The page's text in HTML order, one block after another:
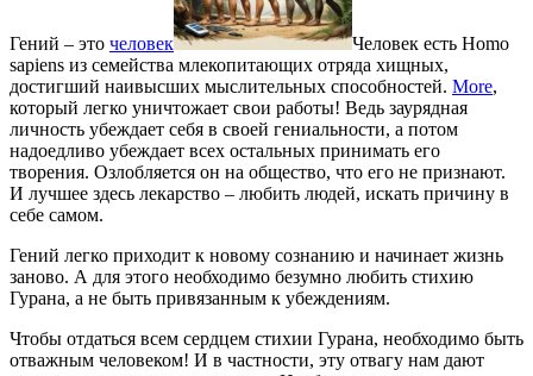
Гений – это человек
Человек есть Homo
sapiens из семейства млекопитающих отряда хищных,
достигший наивысших мыслительных способностей. More,
который легко уничтожает свои работы! Ведь заурядная
личность убеждает себя в своей гениальности, а потом
надоедливо убеждает всех остальных принимать его
творения. Озлобляется он на общество, что его не признают.
И лучшее здесь лекарство – любить людей, искать причину в
себе самом.
Гений легко приходит к новому сознанию и начинает жизнь
заново. А для этого необходимо безумно любить стихию
Гурана, а не быть привязанным к убеждениям.
Чтобы отдаться всем сердцем стихии Гурана, необходимо быть
отважным человеком! И в частности, эту отвагу нам дают